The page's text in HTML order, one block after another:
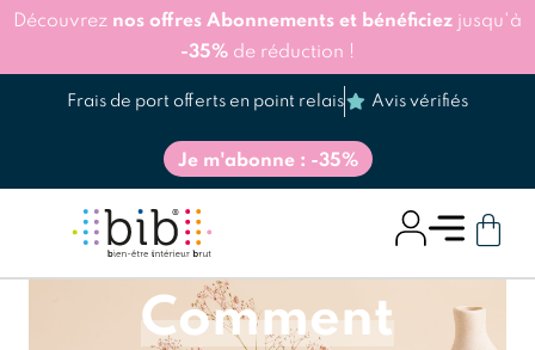
Découvrez nos offres Abonnements et bénéficiez jusqu'à
-35% de réduction !
Frais de port offerts en point relais Avis vérifiés
Je m'abonne : -35%
Comment